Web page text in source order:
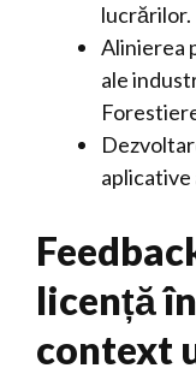
lucrărilor.
Alinierea
ale
aplicative
licență
context